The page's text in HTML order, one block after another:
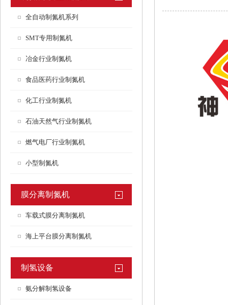
全自动制氮机系列
SMT专用制氮机
冶金行业制氮机
食品医药行业制氮机
化工行业制氮机
石油天然气行业制氮机
燃气电厂行业制氮机
小型制氮机
膜分离制氮机
车载式膜分离制氮机
海上平台膜分离制氮机
制氢设备
氨分解制氢设备